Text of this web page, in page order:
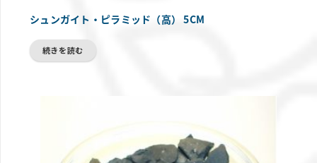
シュンガイト・ピラミッド（高） 5CM
続きを読む